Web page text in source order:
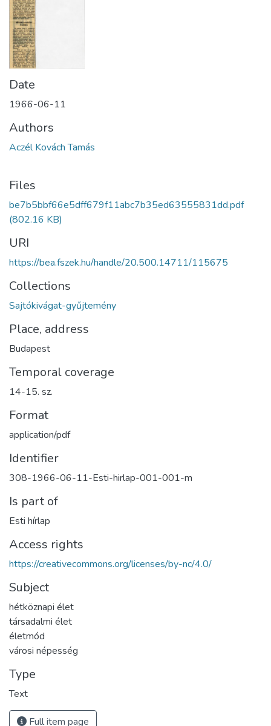
Date
1966-06-11
Authors
Aczél Kovách Tamás
Files
be7b5bbf66e5dff679f11abc7b35ed63555831dd.pdf
(802.16 KB)
URI
https://bea.fszek.hu/handle/20.500.14711/115675
Collections
Sajtókivágat-gyűjtemény
Place, address
Budapest
Temporal coverage
14-15. sz.
Format
application/pdf
Identifier
308-1966-06-11-Esti-hirlap-001-001-m
Is part of
Esti hírlap
Access rights
https://creativecommons.org/licenses/by-nc/4.0/
Subject
hétköznapi élet
társadalmi élet
életmód
városi népesség
Type
Text
Full item page